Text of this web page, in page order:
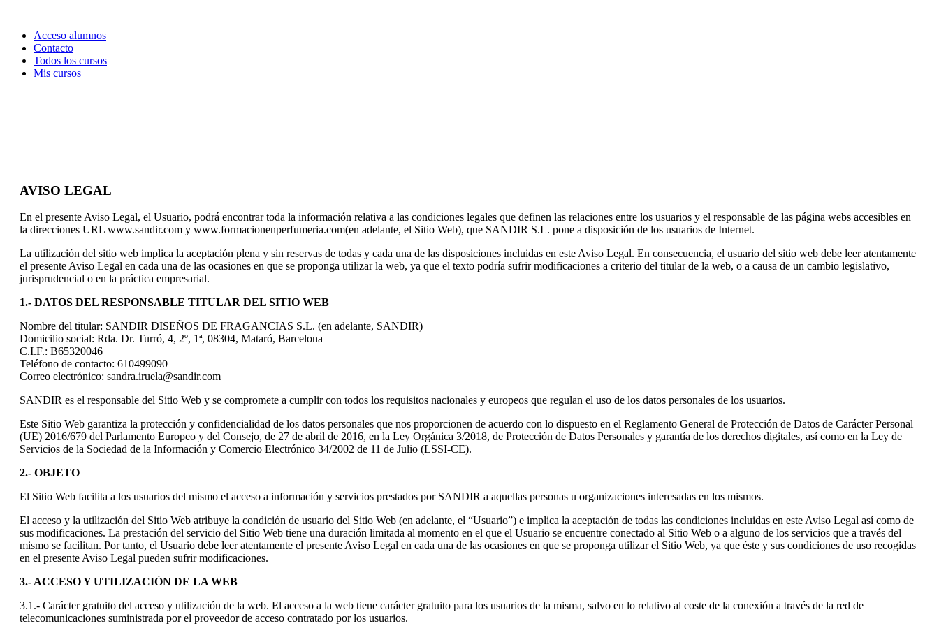
Acceso alumnos
Contacto
Todos los cursos
Mis cursos
AVISO LEGAL
En el presente Aviso Legal, el Usuario, podrá encontrar toda la información relativa a las condiciones legales que definen las relaciones entre los usuarios y el responsable de las página webs accesibles en
la direcciones URL www.sandir.com y www.formacionenperfumeria.com(en adelante, el Sitio Web), que SANDIR S.L. pone a disposición de los usuarios de Internet.
La utilización del sitio web implica la aceptación plena y sin reservas de todas y cada una de las disposiciones incluidas en este Aviso Legal. En consecuencia, el usuario del sitio web debe leer atentamente
el presente Aviso Legal en cada una de las ocasiones en que se proponga utilizar la web, ya que el texto podría sufrir modificaciones a criterio del titular de la web, o a causa de un cambio legislativo,
jurisprudencial o en la práctica empresarial.
1.- DATOS DEL RESPONSABLE TITULAR DEL SITIO WEB
Nombre del titular: SANDIR DISEÑOS DE FRAGANCIAS S.L. (en adelante, SANDIR)
Domicilio social: Rda. Dr. Turró, 4, 2º, 1ª, 08304, Mataró, Barcelona
C.I.F.: B65320046
Teléfono de contacto: 610499090
Correo electrónico: sandra.iruela@sandir.com
SANDIR es el responsable del Sitio Web y se compromete a cumplir con todos los requisitos nacionales y europeos que regulan el uso de los datos personales de los usuarios.
Este Sitio Web garantiza la protección y confidencialidad de los datos personales que nos proporcionen de acuerdo con lo dispuesto en el Reglamento General de Protección de Datos de Carácter Personal
(UE) 2016/679 del Parlamento Europeo y del Consejo, de 27 de abril de 2016, en la Ley Orgánica 3/2018, de Protección de Datos Personales y garantía de los derechos digitales, así como en la Ley de
Servicios de la Sociedad de la Información y Comercio Electrónico 34/2002 de 11 de Julio (LSSI-CE).
2.- OBJETO
El Sitio Web facilita a los usuarios del mismo el acceso a información y servicios prestados por SANDIR a aquellas personas u organizaciones interesadas en los mismos.
El acceso y la utilización del Sitio Web atribuye la condición de usuario del Sitio Web (en adelante, el “Usuario”) e implica la aceptación de todas las condiciones incluidas en este Aviso Legal así como de
sus modificaciones. La prestación del servicio del Sitio Web tiene una duración limitada al momento en el que el Usuario se encuentre conectado al Sitio Web o a alguno de los servicios que a través del
mismo se facilitan. Por tanto, el Usuario debe leer atentamente el presente Aviso Legal en cada una de las ocasiones en que se proponga utilizar el Sitio Web, ya que éste y sus condiciones de uso recogidas
en el presente Aviso Legal pueden sufrir modificaciones.
3.- ACCESO Y UTILIZACIÓN DE LA WEB
3.1.- Carácter gratuito del acceso y utilización de la web. El acceso a la web tiene carácter gratuito para los usuarios de la misma, salvo en lo relativo al coste de la conexión a través de la red de
telecomunicaciones suministrada por el proveedor de acceso contratado por los usuarios.